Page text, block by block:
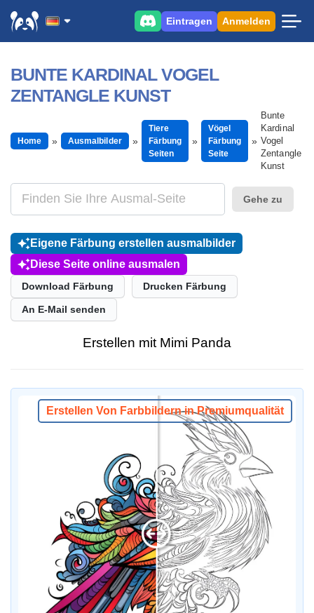
Eintragen Anmelden
BUNTE KARDINAL VOGEL
ZENTANGLE KUNST
Home Ausmalbilder
Tiere
Färbung
Seiten
Vögel
Färbung
Seite
Bunte
Kardinal
Vogel
Zentangle
Kunst
Gehe zu
Eigene Färbung erstellen ausmalbilder
Diese Seite online ausmalen
Download Färbung Drucken Färbung
An E-Mail senden
Erstellen mit Mimi Panda
Erstellen Von Farbbildern in Premiumqualität